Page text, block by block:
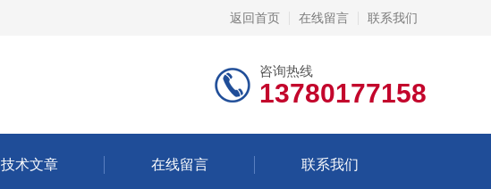
返回首页 在线留言 联系我们
咨询热线
13780177158
技术文章 在线留言 联系我们